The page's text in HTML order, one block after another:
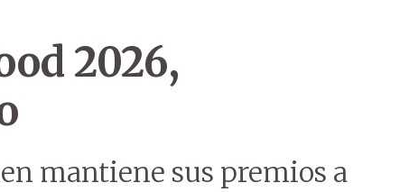
2026,
mantiene sus premios a